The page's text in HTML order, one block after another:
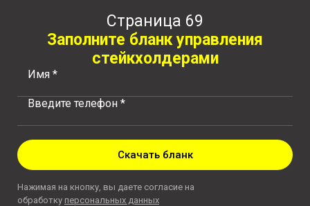
Страница 69
Заполните бланк управления
стейкхолдерами
Имя *
Введите телефон *
Скачать бланк
Нажимая на кнопку, вы даете согласие на
обработку персональных данных